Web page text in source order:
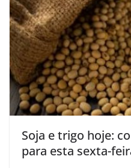
Soja e trigo hoje:
para esta sexta-